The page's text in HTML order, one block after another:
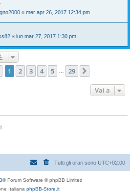
« mer apr 26, 2017 12:34 pm
« lun mar 27, 2017 1:30 pm
Pagina di 29
1 2 3 4 5 29
Vai a
Tutti gli orari sono UTC+02:00
® Forum Software © phpBB Limited
Italiana phpBB-Store.it